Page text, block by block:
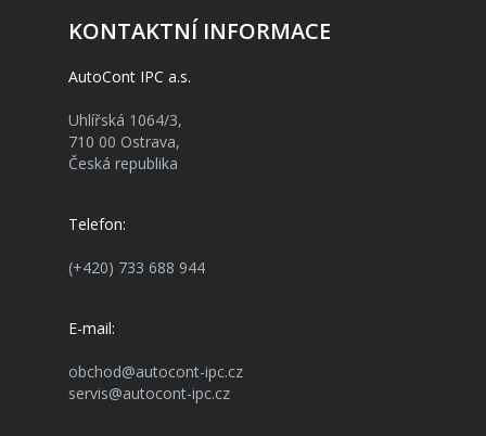
KONTAKTNÍ INFORMACE
AutoCont IPC a.s.
Uhlířská 1064/3,
710 00 Ostrava,
Česká republika
Telefon:
(+420) 733 688 944
E-mail:
obchod@autocont-ipc.cz
servis@autocont-ipc.cz